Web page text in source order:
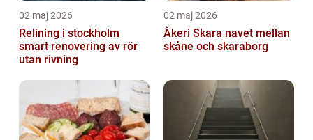
02 maj 2026
Relining i stockholm
smart renovering av rör
utan rivning
02 maj 2026
Åkeri Skara navet mellan
skåne och skaraborg